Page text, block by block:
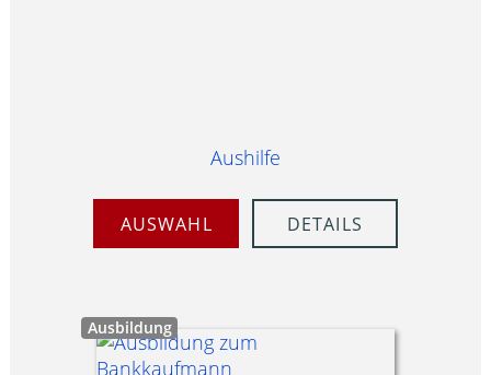
Aushilfe
AUSWAHL DETAILS
Ausbildung